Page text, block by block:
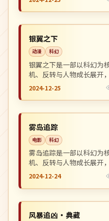
韩国
银翼之下
动漫 科幻
银翼之下是一部以科幻为
机、反转与人物成长展开
观看。
2024-12-25
中国
雾岛追踪
电影 科幻
雾岛追踪是一部以科幻为
机、反转与人物成长展开
观看。
2024-12-24
美国
风暴追凶·典藏